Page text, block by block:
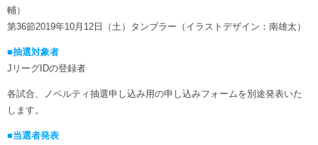
輔）
第36節2019年10月12日（土）タンブラー（イラストデザイン：南雄太）
■抽選対象者
JリーグIDの登録者
各試合、ノベルティ抽選申し込み用の申し込みフォームを別途発表いた
します。
■当選者発表